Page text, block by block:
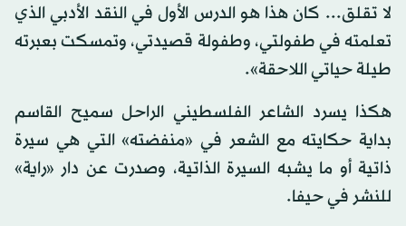
لا تقلق... كان هذا هو الدرس الأول في النقد الأدبي الذي
تعلمته في طفولتي، وطفولة قصيدتي، وتمسكت بعبرته
طيلة حياتي اللاحقة».
هكذا يسرد الشاعر الفلسطيني الراحل سميح القاسم
بداية حكايته مع الشعر في «منفضته» التي هي سيرة
ذاتية أو ما يشبه السيرة الذاتية، وصدرت عن دار «راية»
للنشر في حيفا.